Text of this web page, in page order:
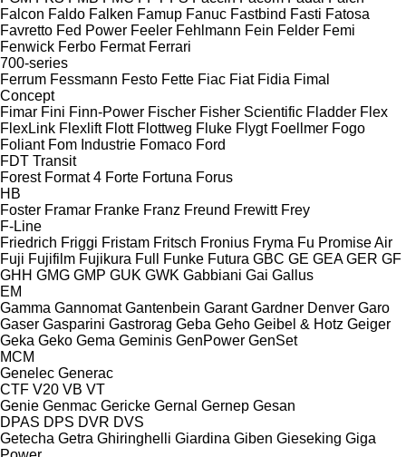
Falcon Faldo Falken Famup Fanuc Fastbind Fasti Fatosa
Favretto Fed Power Feeler Fehlmann Fein Felder Femi
Fenwick Ferbo Fermat Ferrari
700-series
Ferrum Fessmann Festo Fette Fiac Fiat Fidia Fimal
Concept
Fimar Fini Finn-Power Fischer Fisher Scientific Fladder Flex
FlexLink Flexlift Flott Flottweg Fluke Flygt Foellmer Fogo
Foliant Fom Industrie Fomaco Ford
FDT Transit
Forest Format 4 Forte Fortuna Forus
HB
Foster Framar Franke Franz Freund Frewitt Frey
F-Line
Friedrich Friggi Fristam Fritsch Fronius Fryma Fu Promise Air
Fuji Fujifilm Fujikura Full Funke Futura GBC GE GEA GER GF
GHH GMG GMP GUK GWK Gabbiani Gai Gallus
EM
Gamma Gannomat Gantenbein Garant Gardner Denver Garo
Gaser Gasparini Gastrorag Geba Geho Geibel & Hotz Geiger
Geka Geko Gema Geminis GenPower GenSet
MCM
Genelec Generac
CTF V20 VB VT
Genie Genmac Gericke Gernal Gernep Gesan
DPAS DPS DVR DVS
Getecha Getra Ghiringhelli Giardina Giben Gieseking Giga